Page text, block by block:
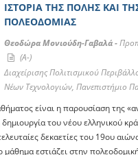
ΙΣΤΟΡΙΑ ΤΗΣ ΠΟΛΗΣ ΚΑΙ
ΠΟΛΕΟΔΟΜΙΑΣ
Θεοδώρα Μονιούδη-Γαβαλά -
(A-)
Διαχείρισης Πολιτισμικού
Νέων Τεχνολογιών, Πανεπιστήμιο
είναι η παρουσίαση της
του νέου ελληνικού
δεκαετίες του 19ου
μάθημα εστιάζει στην